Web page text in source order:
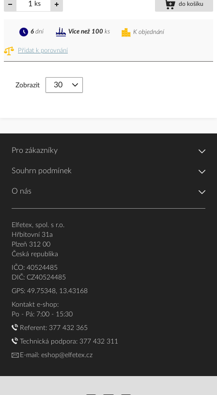
ks do košíku
Přidat k porovnání
K objednání
6 dní Více než 100 ks
Zobrazit
Pro zákazníky
Souhrn podmínek
O nás
Elfetex, spol. s r.o.
Hřbitovní 31a
Plzeň 312 00
Česká republika
IČO: 40524485
DIČ: CZ40524485
GPS: 49.75348, 13.43168
Kontakt e-shop:
Po - Pá: 7:00 - 15:30
Referent: 377 432 365
Technická podpora: 377 432 311
E-mail: eshop@elfetex.cz